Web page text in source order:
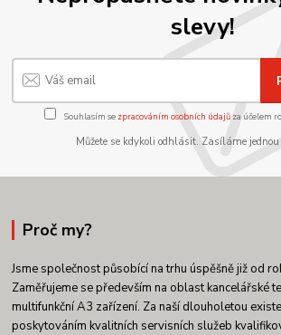
slevy!
Souhlasím se zpracováním osobních údajůza účelem
Můžete se kdykoli odhlásit. Zasíláme
Proč my?
Jsme společnost působící na trhu úspěšně již od
Zaměřujeme se především na oblast kancelářské
multifunkční A3 zařízení. Za naší dlouholetou
poskytováním kvalitních servisních služeb